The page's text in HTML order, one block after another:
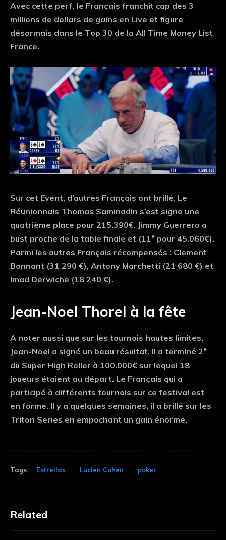
Avec cette perf, le Français franchit cap des 3
millions de dollars de gains en Live et figure
désormais dans le Top 30 de la All Time Money List
France.
Sur cet Event, d’autres Français ont brillé. Le
Réunionnais Thomas Saminadin s’est signe une
quatrième place pour 215.390€. Jimmy Guerrero a
bust proche de la table finale et (11e pour 45.060€).
Parmi les autres Français récompensés : Clement
Bonnant (31 290 €), Antony Marchetti (21 680 €) et
Imad Derwiche (18 240 €).
Jean-Noel Thorel à la fête
A noter aussi que sur les tournois hautes limites,
Jean-Noel a signé un beau résultat. Il a terminé 2e
du Super High Roller à 100.000€ sur lequel 18
joueurs étaient au départ. Le Français qui a
participé à différents tournois sur ce festival est
en forme. Il y a quelques semaines, il a brillé sur les
Triton Series en empochant un gain énorme.
Tags: Estrellas Lucien Cohen poker
Related